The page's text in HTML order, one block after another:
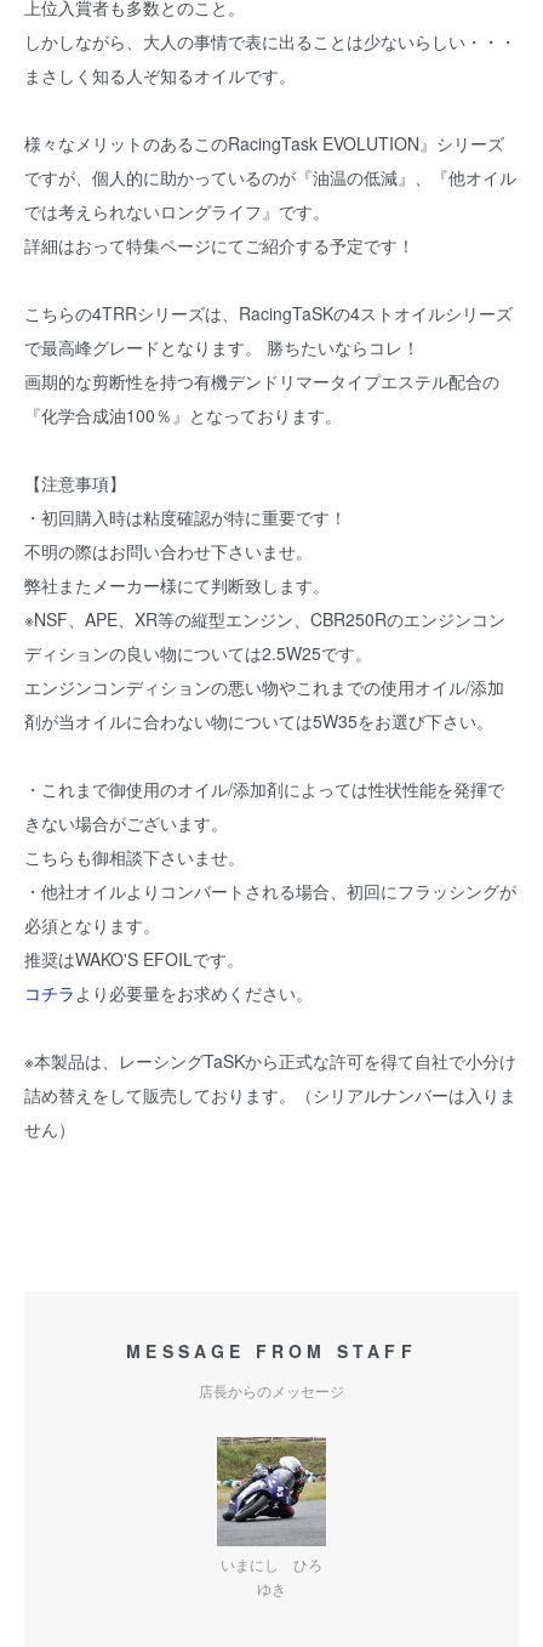
上位入賞者も多数とのこと。
しかしながら、大人の事情で表に出ることは少ないらしい・・・
まさしく知る人ぞ知るオイルです。
様々なメリットのあるこのRacingTask EVOLUTION』シリーズ
ですが、個人的に助かっているのが『油温の低減』、『他オイル
では考えられないロングライフ』です。
詳細はおって特集ページにてご紹介する予定です！
こちらの4TRRシリーズは、RacingTaSKの4ストオイルシリーズ
で最高峰グレードとなります。 勝ちたいならコレ！
画期的な剪断性を持つ有機デンドリマータイプエステル配合の
『化学合成油100％』となっております。
【注意事項】
・初回購入時は粘度確認が特に重要です！
不明の際はお問い合わせ下さいませ。
弊社またメーカー様にて判断致します。
※NSF、APE、XR等の縦型エンジン、CBR250Rのエンジンコン
ディションの良い物については2.5W25です。
エンジンコンディションの悪い物やこれまでの使用オイル/添加
剤が当オイルに合わない物については5W35をお選び下さい。
・これまで御使用のオイル/添加剤によっては性状性能を発揮で
きない場合がございます。
こちらも御相談下さいませ。
・他社オイルよりコンバートされる場合、初回にフラッシングが
必須となります。
推奨はWAKO'S EFOILです。
コチラより必要量をお求めください。
※本製品は、レーシングTaSKから正式な許可を得て自社で小分け
詰め替えをして販売しております。（シリアルナンバーは入りま
せん）
MESSAGE FROM STAFF
店長からのメッセージ
いまにし ひろ
ゆき